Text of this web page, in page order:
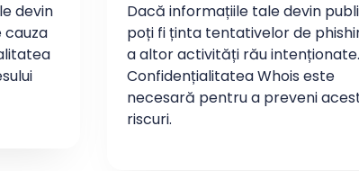
devin
cauza
Dacă informațiile tale devin
poți fi ținta tentativelor de
a altor activități rău intenționate.
Confidențialitatea Whois este
necesară pentru a preveni
riscuri.